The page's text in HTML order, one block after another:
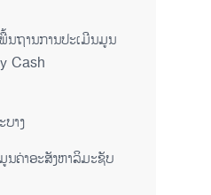
ນຖານການປະເມີນມູນ
Cash
າງ
ຄ່າອະສັງຫາລິມະຊັບ